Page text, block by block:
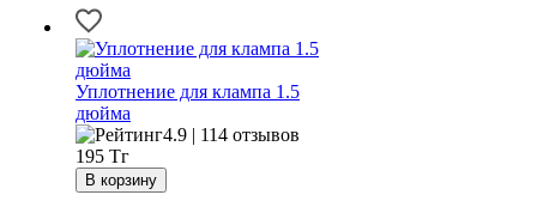
Уплотнение для клампа 1.5
дюйма
4.9 | 114 отзывов
195 Тг